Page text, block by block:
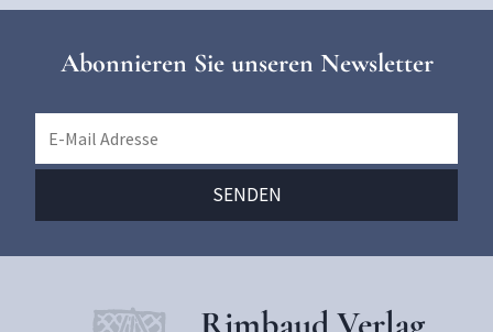
Abonnieren Sie unseren Newsletter